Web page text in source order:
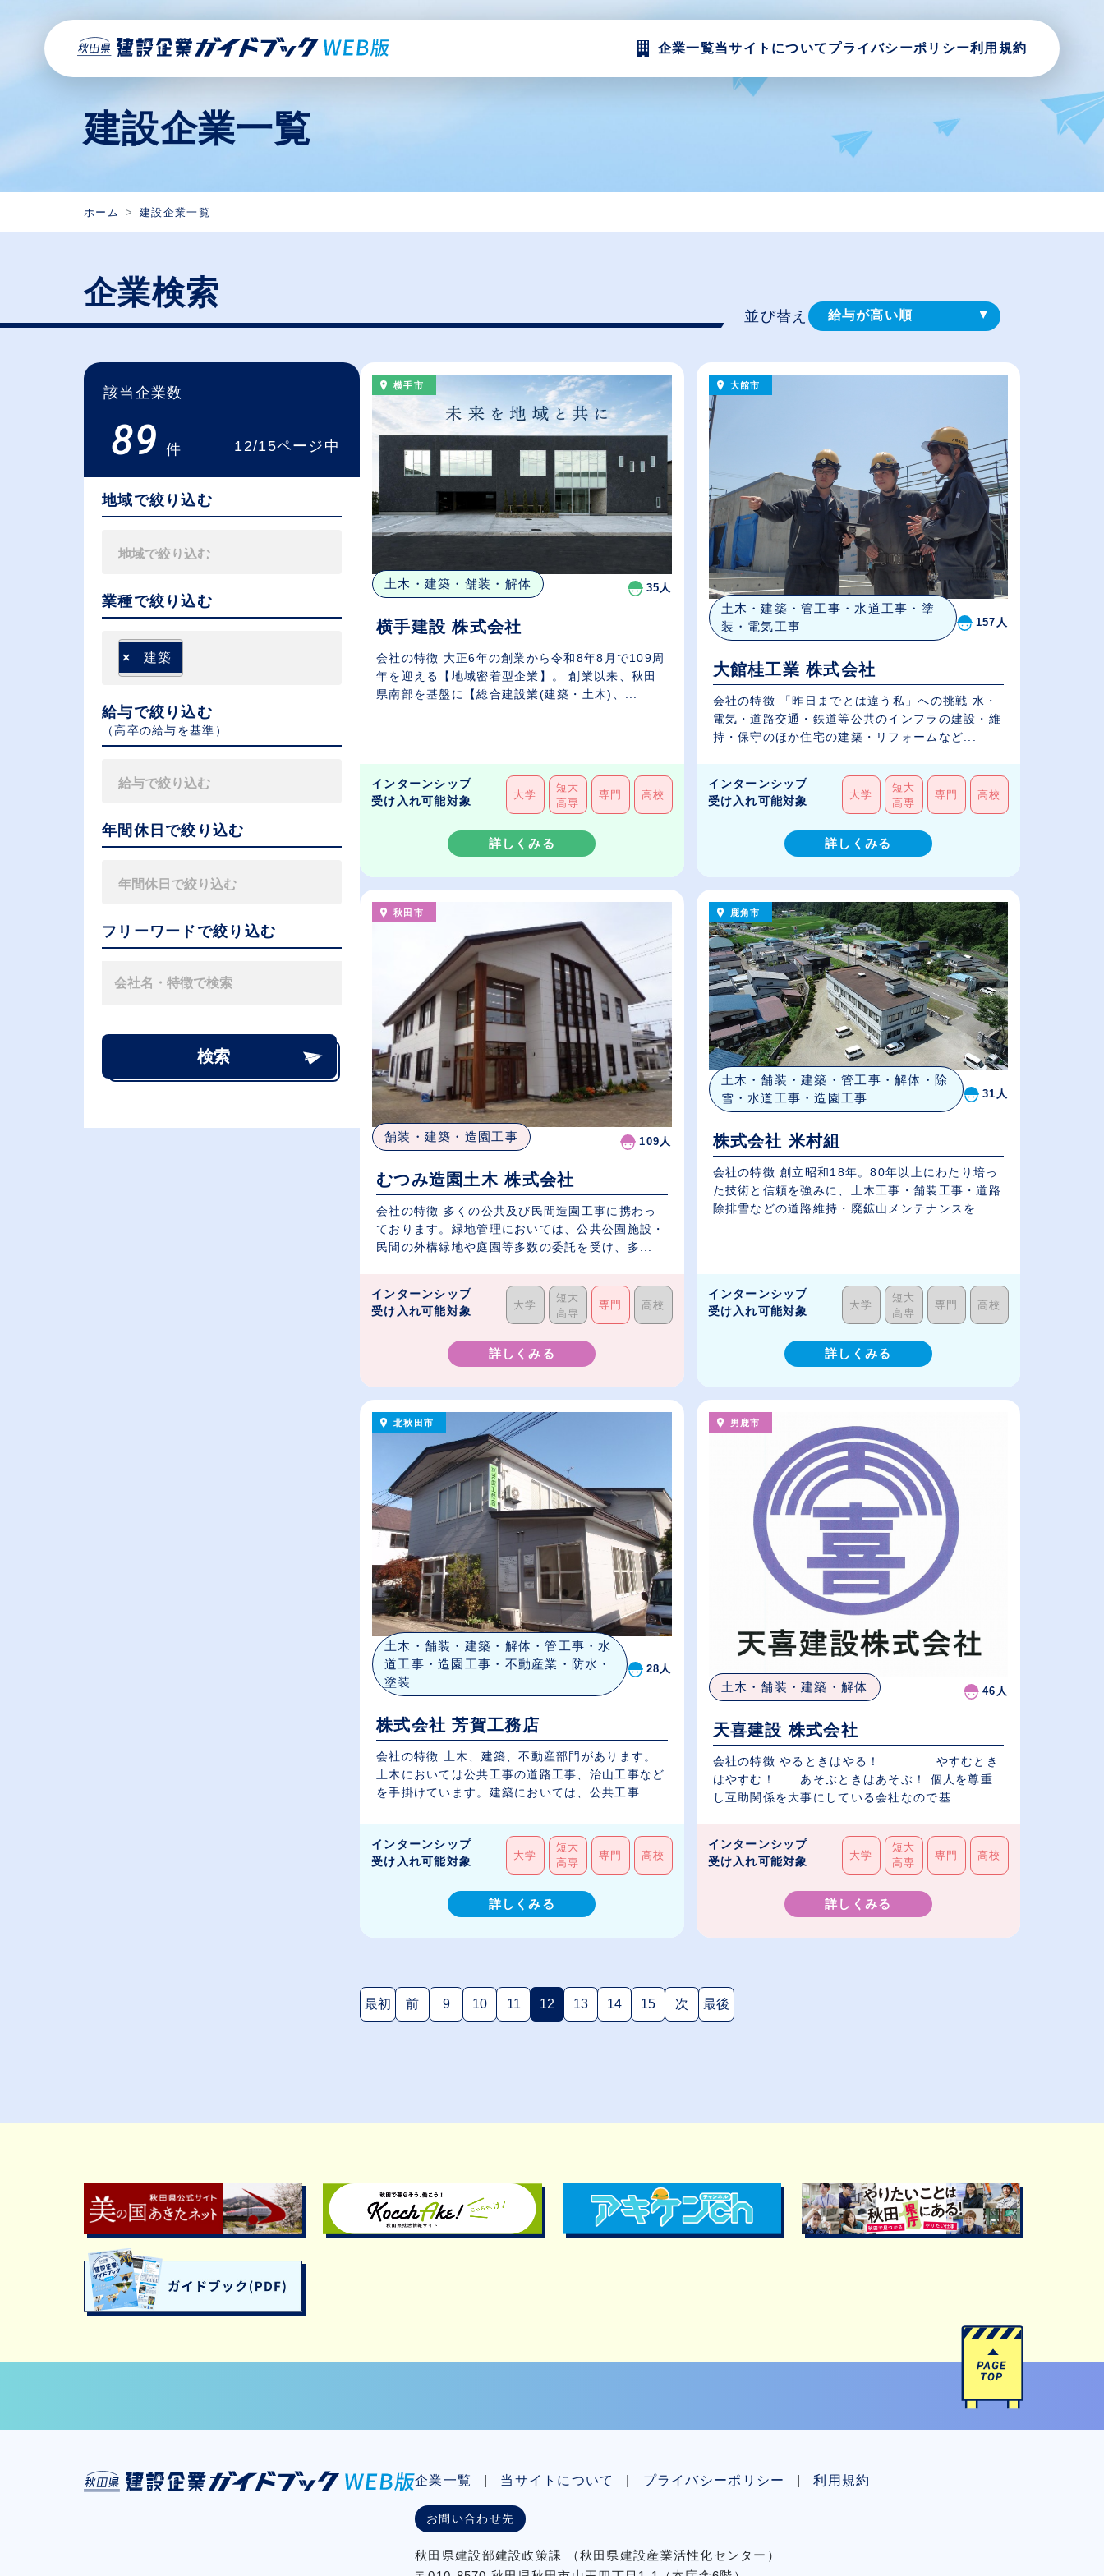
企業一覧当サイトについてプライバシーポリシー利用規約
建設企業一覧
ホーム 建設企業一覧
企業検索
該当企業数
89 件 12/15ページ中
地域で絞り込む
業種で絞り込む
× 建築
給与で絞り込む
（⾼卒の給与を基準）
年間休日で絞り込む
フリーワードで絞り込む
検索
並び替え 給与が高い順
横手市
土木・建築・舗装・解体 35人
横手建設 株式会社
会社の特徴 大正6年の創業から令和8年8月で109周
年を迎える【地域密着型企業】。 創業以来、秋田
県南部を基盤に【総合建設業(建築・土木)、...
インターンシップ
受け入れ可能対象
大学
短大
高専
専門 高校
詳しくみる
大館市
土木・建築・管工事・水道工事・塗
装・電気工事
157人
大館桂工業 株式会社
会社の特徴 「昨日までとは違う私」への挑戦 水・
電気・道路交通・鉄道等公共のインフラの建設・維
持・保守のほか住宅の建築・リフォームなど...
インターンシップ
受け入れ可能対象
大学
短大
高専
専門 高校
詳しくみる
秋田市
舗装・建築・造園工事 109人
むつみ造園土木 株式会社
会社の特徴 多くの公共及び民間造園工事に携わっ
ております。緑地管理においては、公共公園施設・
民間の外構緑地や庭園等多数の委託を受け、多...
インターンシップ
受け入れ可能対象
大学
短大
高専
専門 高校
詳しくみる
鹿角市
土木・舗装・建築・管工事・解体・除
雪・水道工事・造園工事
31人
株式会社 米村組
会社の特徴 創立昭和18年。80年以上にわたり培っ
た技術と信頼を強みに、土木工事・舗装工事・道路
除排雪などの道路維持・廃鉱山メンテナンスを...
インターンシップ
受け入れ可能対象
大学
短大
高専
専門 高校
詳しくみる
北秋田市
土木・舗装・建築・解体・管工事・水
道工事・造園工事・不動産業・防水・
塗装
28人
株式会社 芳賀工務店
会社の特徴 土木、建築、不動産部門があります。
土木においては公共工事の道路工事、治山工事など
を手掛けています。建築においては、公共工事...
インターンシップ
受け入れ可能対象
大学
短大
高専
専門 高校
詳しくみる
男鹿市
土木・舗装・建築・解体 46人
天喜建設 株式会社
会社の特徴 やるときはやる！ やすむとき
はやすむ！ あそぶときはあそぶ！ 個人を尊重
し互助関係を大事にしている会社なので基...
インターンシップ
受け入れ可能対象
大学
短大
高専
専門 高校
詳しくみる
最初 前 9 10 11 12(現在のページ)
13 14 15 次 最後
企業一覧 当サイトについて プライバシーポリシー 利用規約
お問い合わせ先
秋⽥県建設部建設政策課
（秋⽥県建設産業活性化センター）